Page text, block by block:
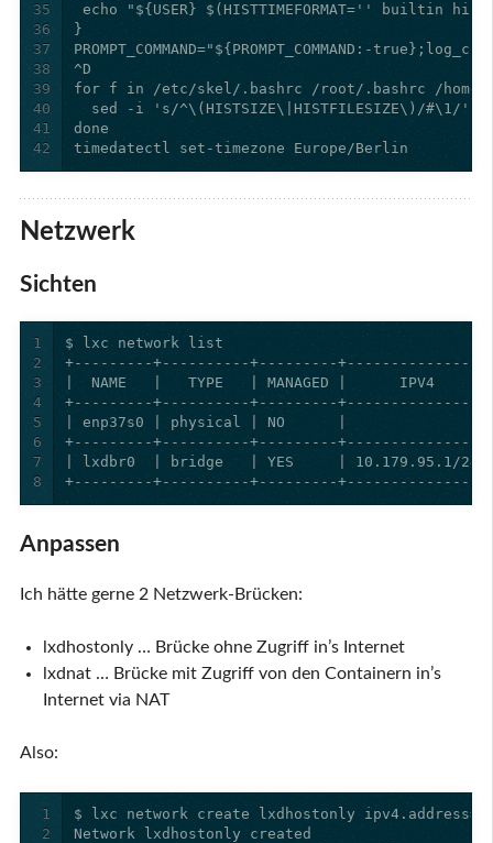
35
36
37
38
39
40
41
42
timedatectl set-timezone Europe/Berlin
Netzwerk
Sichten
1
2
3
4
5
6
7
8
+---------+----------+---------
Anpassen
Ich hätte gerne 2 Netzwerk-Brücken:
lxdhostonly … Brücke ohne Zugriff in’s Internet
lxdnat … Brücke mit Zugriff von den Containern in’s
Internet via NAT
Also:
1
2